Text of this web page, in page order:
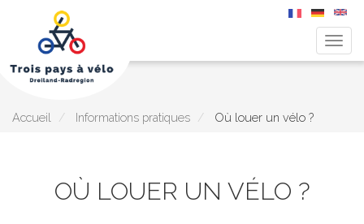
Aller
principal
Accueil Informations pratiques Où louer un vélo ?
OÙ LOUER UN VÉLO ?